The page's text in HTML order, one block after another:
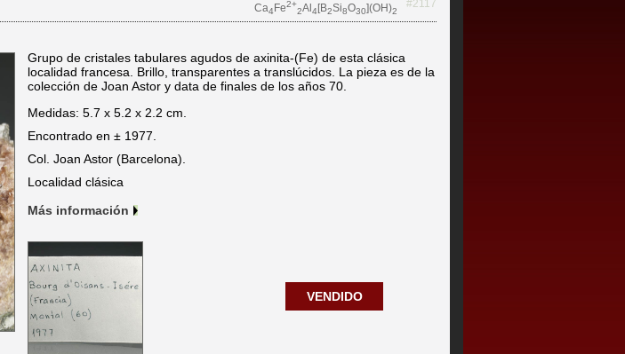
Ca4Fe2+
2Al 4[B2Si8O30](OH)2
#2117
Grupo de cristales tabulares agudos de axinita-(Fe) de esta clásica
localidad francesa. Brillo, transparentes a translúcidos. La pieza es de la
colección de Joan Astor y data de finales de los años 70.
Medidas: 5.7 x 5.2 x 2.2 cm.
Encontrado en ± 1977.
Col. Joan Astor (Barcelona).
Localidad clásica
Más información
VENDIDO